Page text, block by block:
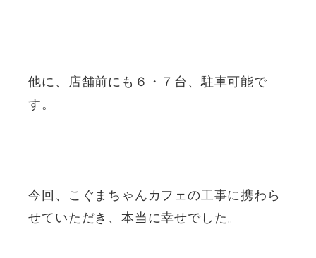
他に、店舗前にも６・７台、駐車可能で
す。
今回、こぐまちゃんカフェの工事に携わら
せていただき、本当に幸せでした。